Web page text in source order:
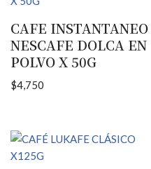
CAFE INSTANTANEO
NESCAFE DOLCA EN
POLVO X 50G
$4,750